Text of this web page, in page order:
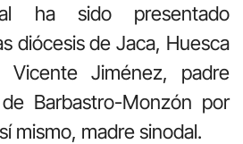
ha sido presentado
diócesis de Jaca, Huesca
Jiménez, padre
Barbastro-Monzón por
mismo, madre sinodal.